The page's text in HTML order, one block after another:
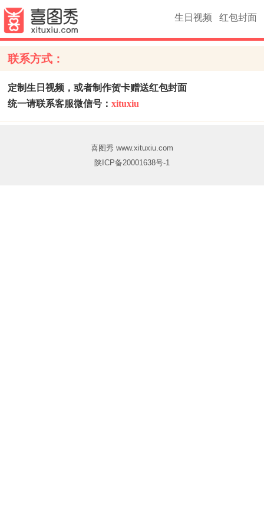
生日视频 红包封面
联系方式：
定制生日视频，或者制作贺卡赠送红包封面
统一请联系客服微信号：xituxiu
喜图秀 www.xituxiu.com
陕ICP备20001638号-1